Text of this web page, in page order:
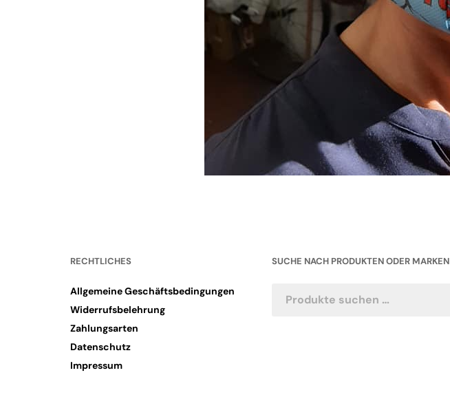
RECHTLICHES
Allgemeine Geschäftsbedingungen
Widerrufsbelehrung
Zahlungsarten
Datenschutz
Impressum
SUCHE NACH PRODUKTEN ODER MARKEN